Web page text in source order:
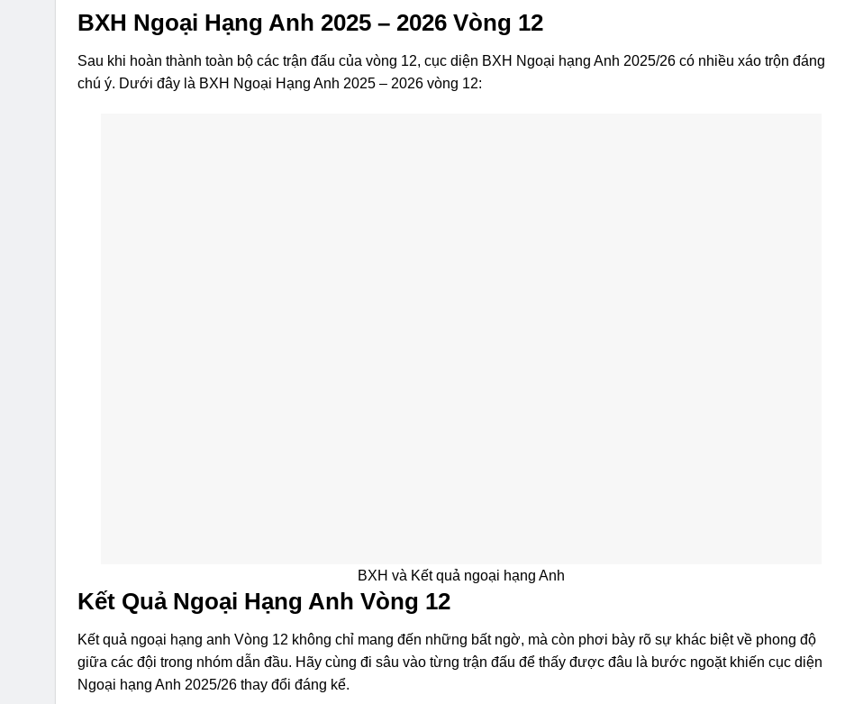
BXH Ngoại Hạng Anh 2025 – 2026 Vòng 12
Sau khi hoàn thành toàn bộ các trận đấu của vòng 12, cục diện BXH Ngoại hạng Anh 2025/26 có nhiều xáo trộn đáng
chú ý. Dưới đây là BXH Ngoại Hạng Anh 2025 – 2026 vòng 12:
BXH và Kết quả ngoại hạng Anh
Kết Quả Ngoại Hạng Anh Vòng 12
Kết quả ngoại hạng anh Vòng 12 không chỉ mang đến những bất ngờ, mà còn phơi bày rõ sự khác biệt về phong độ
giữa các đội trong nhóm dẫn đầu. Hãy cùng đi sâu vào từng trận đấu để thấy được đâu là bước ngoặt khiến cục diện
Ngoại hạng Anh 2025/26 thay đổi đáng kể.